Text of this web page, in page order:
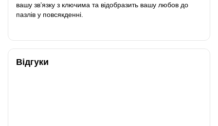
вашу зв’язку з ключима та відобразить вашу любов до
пазлів у повсякденні.
Відгуки